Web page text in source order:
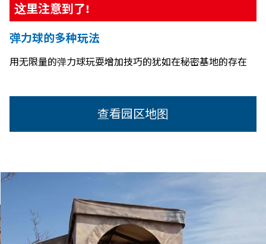
这里注意到了!
弹力球的多种玩法
用无限量的弹力球玩耍增加技巧的犹如在秘密基地的存在
查看园区地图